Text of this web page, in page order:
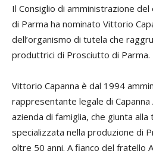
Il Consiglio di amministrazione
di Parma ha nominato Vittorio
dell’organismo di tutela che
produttrici di Prosciutto di Parma.
Vittorio Capanna è dal 1994
rappresentante legale di
azienda di famiglia, che giunta
specializzata nella produzione di
oltre 50 anni. A fianco del fratello